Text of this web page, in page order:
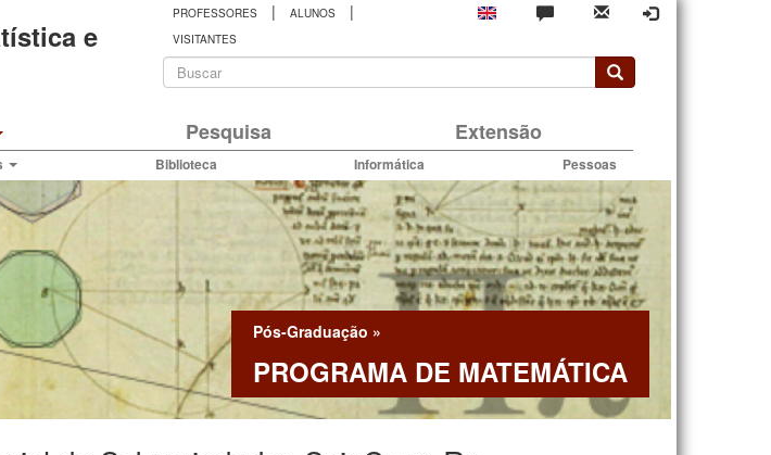
e
PROFESSORES | ALUNOS |
VISITANTES
Formulário
busca
Pesquisa Extensão
Biblioteca Informática Pessoas
Pós-Graduação »
PROGRAMA DE MATEMÁTICA